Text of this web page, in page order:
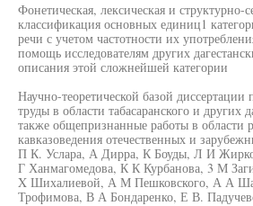
Фонетическая, лексическая и структурно-
классификация основных единиц1
речи с учетом частотности их
помощь исследователям других
описания этой сложнейшей категории
Научно-теоретической базой
труды в области табасаранского и других
также общепризнанные работы в области
кавказоведения отечественных и
П К. Услара, А Дирра, К Боуды, Л И
Г Ханмагомедова, К К Курбанова, 3 М
X Шихалиевой, А М Пешковского, А А
Трофимова, В А Бондаренко, Е В.